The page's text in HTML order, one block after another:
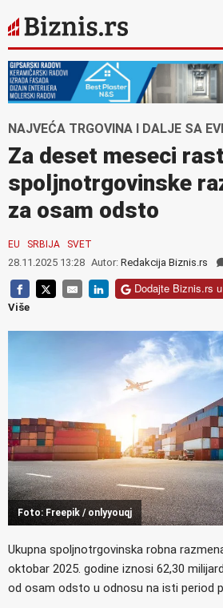
NAJVEĆA TRGOVINA I DALJE SA
Za deset meseci rast
spoljnotrgovinske
za osam odsto
EU SRBIJA SVET
28.11.2025 13:28 Autor: Redakcija Biznis.rs
Dodajte Biznis.rs
Više
Foto: Freepik / onlyyouqj
Ukupna spoljnotrgovinska robna
oktobar 2025. godine iznosi 62,30
od osam odsto u odnosu na isti period